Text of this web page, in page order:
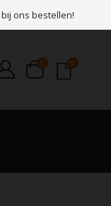
bij ons bestellen!
0 0